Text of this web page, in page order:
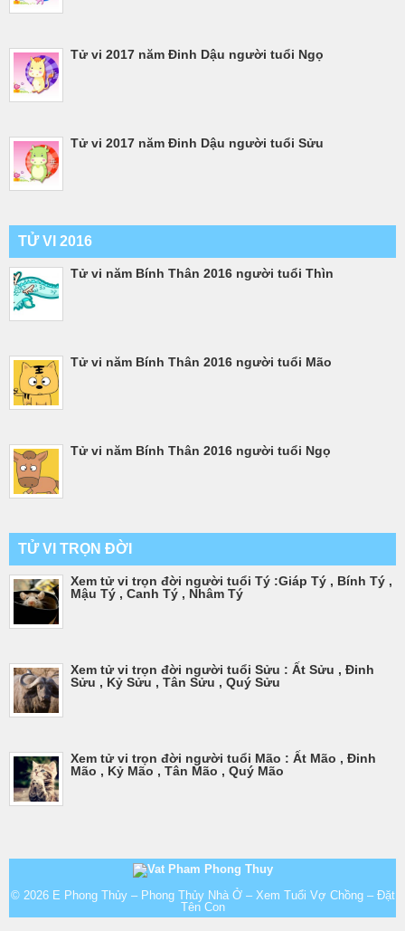
Tử vi 2017 năm Đinh Dậu người tuổi Ngọ
Tử vi 2017 năm Đinh Dậu người tuổi Sửu
TỬ VI 2016
Tử vi năm Bính Thân 2016 người tuổi Thìn
Tử vi năm Bính Thân 2016 người tuổi Mão
Tử vi năm Bính Thân 2016 người tuổi Ngọ
TỬ VI TRỌN ĐỜI
Xem tử vi trọn đời người tuổi Tý :Giáp Tý , Bính Tý ,
Mậu Tý , Canh Tý , Nhâm Tý
Xem tử vi trọn đời người tuổi Sửu : Ất Sửu , Đinh
Sửu , Kỷ Sửu , Tân Sửu , Quý Sửu
Xem tử vi trọn đời người tuổi Mão : Ất Mão , Đinh
Mão , Kỷ Mão , Tân Mão , Quý Mão
© 2026 E Phong Thủy – Phong Thủy Nhà Ở – Xem Tuổi Vợ Chồng – Đặt
Tên Con